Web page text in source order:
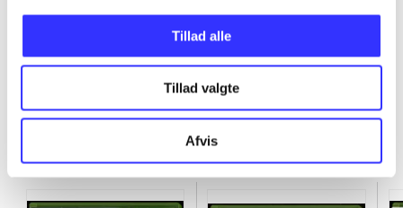
Tillad alle
Tillad valgte
Afvis